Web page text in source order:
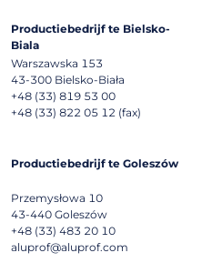
Productiebedrijf te Bielsko-
Biala
Warszawska 153
43-300 Bielsko-Biała
+48 (33) 819 53 00
+48 (33) 822 05 12 (fax)
Productiebedrijf te Goleszów
Przemysłowa 10
43-440 Goleszów
+48 (33) 483 20 10
aluprof@aluprof.com